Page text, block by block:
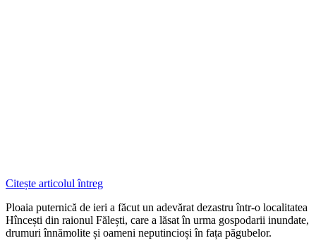
Citește articolul întreg
Ploaia puternică de ieri a făcut un adevărat dezastru într-o localitatea
Hîncești din raionul Fălești, care a lăsat în urma gospodarii inundate,
drumuri înnămolite și oameni neputincioși în fața păgubelor.